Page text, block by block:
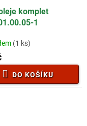
komplet
1
(1 ks)
DO KOŠÍKU